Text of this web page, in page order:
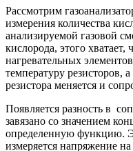
Рассмотрим
измерения количества
анализируемой газовой
кислорода, этого хватает,
нагревательных
температуру резисторов,
резистора меняется и
Появляется разность в
завязано со значением
определенную функцию.
измеряется напряжение